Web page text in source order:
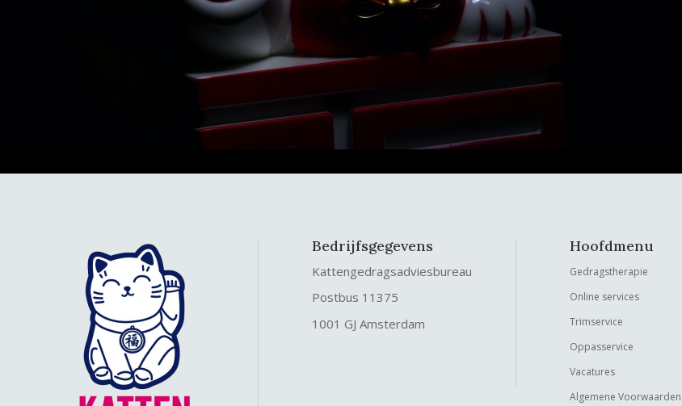
Bedrijfsgegevens
Kattengedragsadviesbureau
Postbus 11375
1001 GJ Amsterdam
Hoofdmenu
Gedragstherapie
Online services
Trimservice
Oppasservice
Vacatures
Algemene Voorwaarden